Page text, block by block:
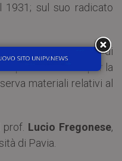
1931; sul suo radicato
dell’Università di
riprese il Museo per la
materiali relativi al
Lucio Fregonese,
di Pavia.